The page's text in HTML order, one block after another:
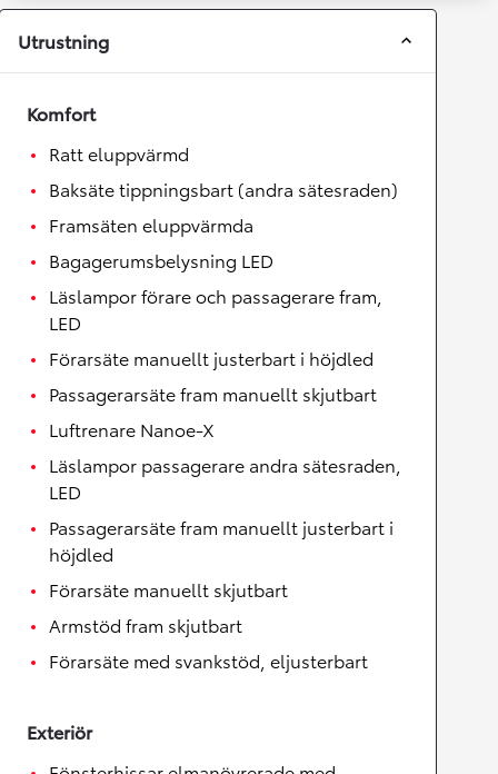
Utrustning
Komfort
Ratt eluppvärmd
Baksäte tippningsbart (andra sätesraden)
Framsäten eluppvärmda
Bagagerumsbelysning LED
Läslampor förare och passagerare fram,
LED
Förarsäte manuellt justerbart i höjdled
Passagerarsäte fram manuellt skjutbart
Luftrenare Nanoe-X
Läslampor passagerare andra sätesraden,
LED
Passagerarsäte fram manuellt justerbart i
höjdled
Förarsäte manuellt skjutbart
Armstöd fram skjutbart
Förarsäte med svankstöd, eljusterbart
Exteriör